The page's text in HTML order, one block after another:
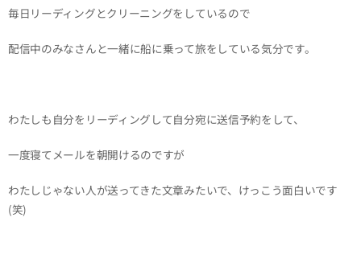
毎日リーディングとクリーニングをしているので
配信中のみなさんと一緒に船に乗って旅をしている気分です。
わたしも自分をリーディングして自分宛に送信予約をして、
一度寝てメールを朝開けるのですが
わたしじゃない人が送ってきた文章みたいで、けっこう面白いです
(笑)